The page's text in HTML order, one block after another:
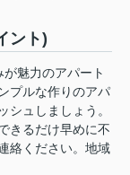
ント)
魅力のアパート
プルな作りのアパ
シュしましょう。
きるだけ早めに不
絡ください。地域